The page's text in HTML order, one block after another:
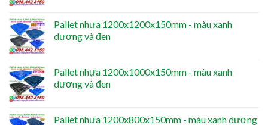
Pallet nhựa 1200x1200x150mm - màu xanh
dương và đen
Pallet nhựa 1200x1000x150mm - màu xanh
dương và đen
Pallet nhựa 1200x800x150mm - màu xanh dương